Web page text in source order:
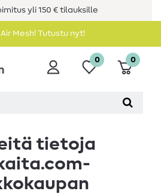
yli 150 € tilauksille
Mesh! Tutustu nyt!
0 0
tietoja